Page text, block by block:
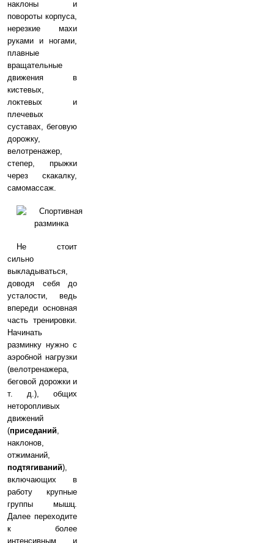
наклоны и
повороты корпуса,
нерезкие махи
руками и ногами,
плавные
вращательные
движения в
кистевых,
локтевых и
плечевых
суставах, беговую
дорожку,
велотренажер,
степер, прыжки
через скакалку,
самомассаж.
Не стоит
сильно
выкладываться,
доводя себя до
усталости, ведь
впереди основная
часть тренировки.
Начинать
разминку нужно с
аэробной нагрузки
(велотренажера,
беговой дорожки и
т. д.), общих
неторопливых
движений
(приседаний,
наклонов,
отжиманий,
подтягиваний),
включающих в
работу крупные
группы мышц.
Далее переходите
к более
интенсивным и